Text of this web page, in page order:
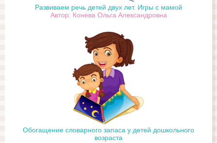
Развиваем речь детей двух лет. Игры с мамой
Автор: Конева Ольга Александровна
Обогащение словарного запаса у детей дошкольного
возраста